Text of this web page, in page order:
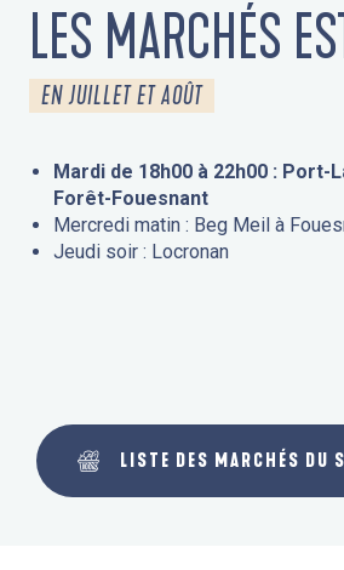
LES MARCHÉS
EN JUILLET ET AOÛT
Mardi de 18h00 à 22h00 : Port-
Forêt-Fouesnant
Mercredi matin : Beg Meil à
Jeudi soir : Locronan
LISTE DES MARCHÉS DU